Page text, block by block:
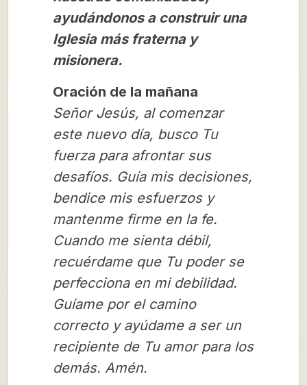
ayudándonos a construir una
Iglesia más fraterna y
misionera.
Oración de la mañana
Señor Jesús, al comenzar
este nuevo día, busco Tu
fuerza para afrontar sus
desafíos. Guía mis decisiones,
bendice mis esfuerzos y
mantenme firme en la fe.
Cuando me sienta débil,
recuérdame que Tu poder se
perfecciona en mi debilidad.
Guíame por el camino
correcto y ayúdame a ser un
recipiente de Tu amor para los
demás. Amén.